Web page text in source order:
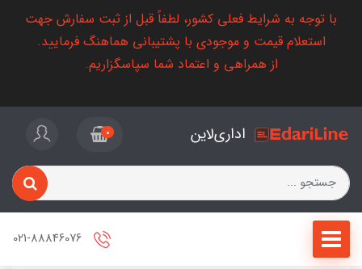
با توجه به شرایط فعلی کشور، لطفاً قبل از ثبت سفارش جهت
استعلام قیمت و موجودی با پشتیبانی هماهنگ فرمایید.
از همراهی و اعتماد شما سپاسگزاریم.
اداری‌لاین 0